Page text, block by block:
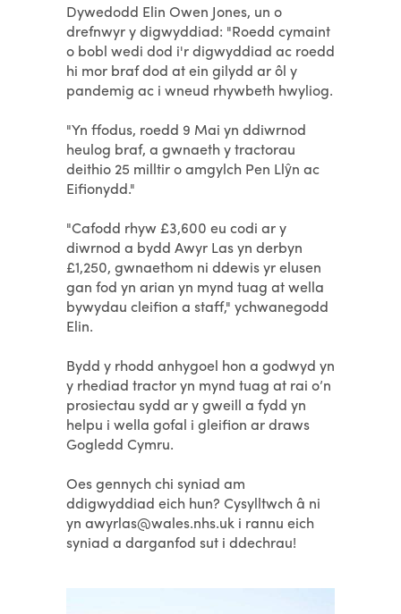
Dywedodd Elin Owen Jones, un o
drefnwyr y digwyddiad: "Roedd cymaint
o bobl wedi dod i'r digwyddiad ac roedd
hi mor braf dod at ein gilydd ar ôl y
pandemig ac i wneud rhywbeth hwyliog.
"Yn ffodus, roedd 9 Mai yn ddiwrnod
heulog braf, a gwnaeth y tractorau
deithio 25 milltir o amgylch Pen Llŷn ac
Eifionydd."
"Cafodd rhyw £3,600 eu codi ar y
diwrnod a bydd Awyr Las yn derbyn
£1,250, gwnaethom ni ddewis yr elusen
gan fod yn arian yn mynd tuag at wella
bywydau cleifion a staff," ychwanegodd
Elin.
Bydd y rhodd anhygoel hon a godwyd yn
y rhediad tractor yn mynd tuag at rai o’n
prosiectau sydd ar y gweill a fydd yn
helpu i wella gofal i gleifion ar draws
Gogledd Cymru.
Oes gennych chi syniad am
ddigwyddiad eich hun? Cysylltwch â ni
yn awyrlas@wales.nhs.uk i rannu eich
syniad a darganfod sut i ddechrau!